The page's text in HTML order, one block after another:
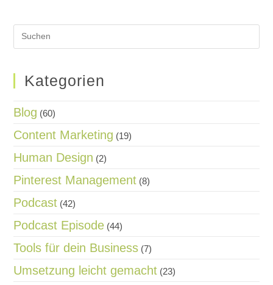
Kategorien
Blog (60)
Content Marketing (19)
Human Design (2)
Pinterest Management (8)
Podcast (42)
Podcast Episode (44)
Tools für dein Business (7)
Umsetzung leicht gemacht (23)